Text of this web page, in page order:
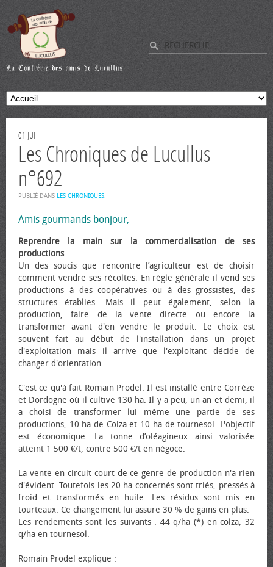
01 JUI
Les Chroniques de Lucullus
n°692
PUBLIÉ DANS LES CHRONIQUES.
Amis gourmands bonjour,
Reprendre la main sur la commercialisation de ses
productions
Un des soucis que rencontre l’agriculteur est de choisir
comment vendre ses récoltes. En règle générale il vend ses
productions à des coopératives ou à des grossistes, des
structures établies. Mais il peut également, selon la
production, faire de la vente directe ou encore la
transformer avant d'en vendre le produit. Le choix est
souvent fait au début de l'installation dans un projet
d'exploitation mais il arrive que l'exploitant décide de
changer d'orientation.
C'est ce qu'à fait Romain Prodel. Il est installé entre Corrèze
et Dordogne où il cultive 130 ha. Il y a peu, un an et demi, il
a choisi de transformer lui même une partie de ses
productions, 10 ha de Colza et 10 ha de tournesol. L'objectif
est économique. La tonne d’oléagineux ainsi valorisée
atteint 1 500 €/t, contre 500 €/t en négoce.
La vente en circuit court de ce genre de production n'a rien
d'évident. Toutefois les 20 ha concernés sont triés, pressés à
froid et transformés en huile. Les résidus sont mis en
tourteaux. Ce changement lui assure 30 % de gains en plus.
Les rendements sont les suivants : 44 q/ha (*) en colza, 32
q/ha en tournesol.
Romain Prodel explique :